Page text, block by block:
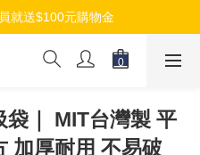
就送$100元購物金
就送$100元購物金
入會員再拿$50折扣金
｜ MIT台灣製 平
加厚耐用 不易破